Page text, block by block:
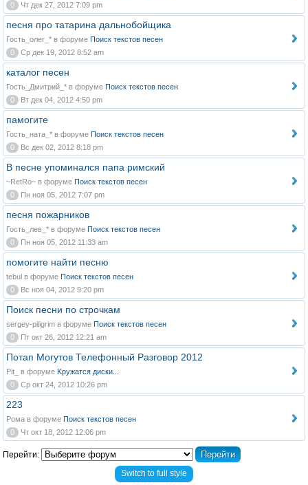
0
Чт дек 27, 2012 7:09 pm
песня про татарина дальнобойщика
Гость_олег_* в форуме Поиск текстов песен
0
Ср дек 19, 2012 8:52 am
каталог песен
Гость_Дмитрий_* в форуме Поиск текстов песен
0
Вт дек 04, 2012 4:50 pm
памогите
Гость_ната_* в форуме Поиск текстов песен
0
Вс дек 02, 2012 8:18 pm
В песне упоминался папа римский
~RetRo~ в форуме Поиск текстов песен
0
Пн ноя 05, 2012 7:07 pm
песня пожарников
Гость_лев_* в форуме Поиск текстов песен
0
Пн ноя 05, 2012 11:33 am
помогите найти песню
tebul в форуме Поиск текстов песен
0
Вс ноя 04, 2012 9:20 pm
Поиск песни по строчкам
sergey-piligrim в форуме Поиск текстов песен
0
Пт окт 26, 2012 12:21 am
Потап Могутов Телефонный Разговор 2012
Pit_ в форуме Kружатся диски...
0
Ср окт 24, 2012 10:26 pm
223
Рома в форуме Поиск текстов песен
0
Чт окт 18, 2012 12:06 pm
Перейти:
Switch to full style